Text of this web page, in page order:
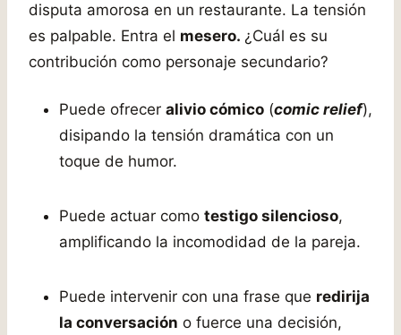
disputa amorosa en un restaurante. La tensión
es palpable. Entra el mesero. ¿Cuál es su
contribución como personaje secundario?
Puede ofrecer alivio cómico (comic relief),
disipando la tensión dramática con un
toque de humor.
Puede actuar como testigo silencioso,
amplificando la incomodidad de la pareja.
Puede intervenir con una frase que redirija
la conversación o fuerce una decisión,